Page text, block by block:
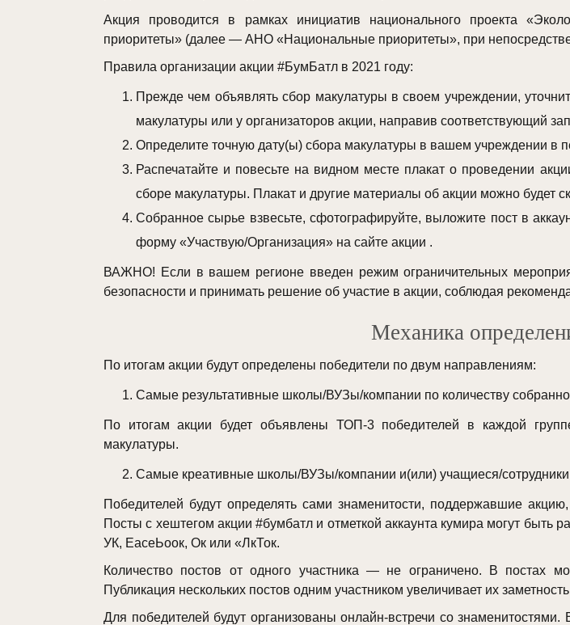
Акция проводится в рамках инициатив национального проекта
приоритеты» (далее — АНО «Национальные приоритеты», при
Правила организации акции #БумБатл в 2021 году:
Прежде чем объявлять сбор макулатуры в своем учреждении,
макулатуры или у организаторов акции, направив соответствующий
Определите точную дату(ы) сбора макулатуры в вашем учреждении в
Распечатайте и повесьте на видном месте плакат о проведении
сборе макулатуры. Плакат и другие материалы об акции можно будет
Собранное сырье взвесьте, сфотографируйте, выложите пост в
форму «Участвую/Организация» на сайте акции .
ВАЖНО! Если в вашем регионе введен режим ограничительных
безопасности и принимать решение об участие в акции, соблюдая
Механика
По итогам акции будут определены победители по двум направлениям:
Самые результативные школы/ВУЗы/компании по количеству
По итогам акции будет объявлены ТОП-3 победителей в каждой
макулатуры.
Самые креативные школы/ВУЗы/компании и(или) учащиеся/сотрудники
Победителей будут определять сами знаменитости, поддержавшие
Посты с хештегом акции #бумбатл и отметкой аккаунта кумира могут быть
УК, ЕасеЬоок, Ок или «ЛкТок.
Количество постов от одного участника — не ограничено. В постах
Публикация нескольких постов одним участником увеличивает их
Для победителей будут организованы онлайн-встречи со